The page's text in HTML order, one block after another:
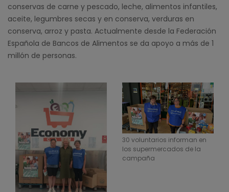
conservas de carne y pescado, leche, alimentos infantiles,
aceite, legumbres secas y en conserva, verduras en
conserva, arroz y pasta. Actualmente desde la Federación
Española de Bancos de Alimentos se da apoyo a más de 1
millón de personas.
30 voluntarios informan en
los supermercados de la
campaña